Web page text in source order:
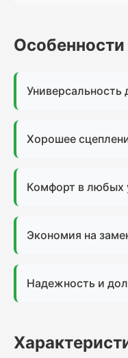
Универсальность
Хорошее
Комфорт в любых
Экономия на
Надежность и